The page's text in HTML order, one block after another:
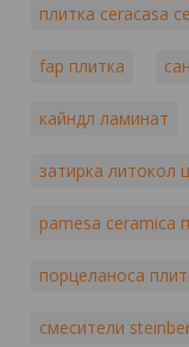
плитка ceracasa
fap плитка
кайндл ламинат
затирка литокол
pamesa ceramica
порцеланоса
смесители